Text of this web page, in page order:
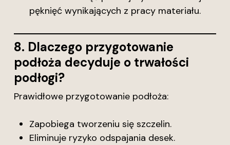
pęknięć wynikających z pracy materiału.
8. Dlaczego przygotowanie
podłoża decyduje o trwałości
podłogi?
Prawidłowe przygotowanie podłoża:
Zapobiega tworzeniu się szczelin.
Eliminuje ryzyko odspajania desek.